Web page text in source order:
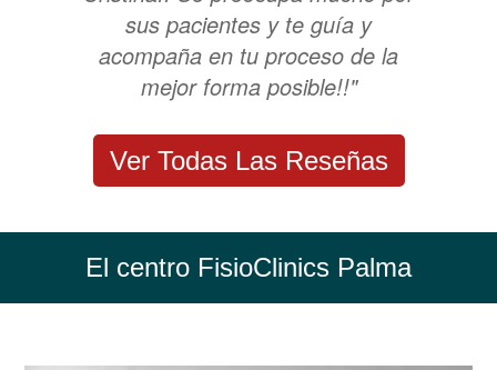
sus pacientes y te guía y
acompaña en tu proceso de la
mejor forma posible!!"
Ver Todas Las Reseñas
El centro FisioClinics Palma